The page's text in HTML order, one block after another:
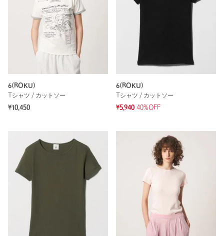
6(ROKU)
Tシャツ / カットソー
¥10,450
6(ROKU)
Tシャツ / カットソー
¥5,940 40%OFF